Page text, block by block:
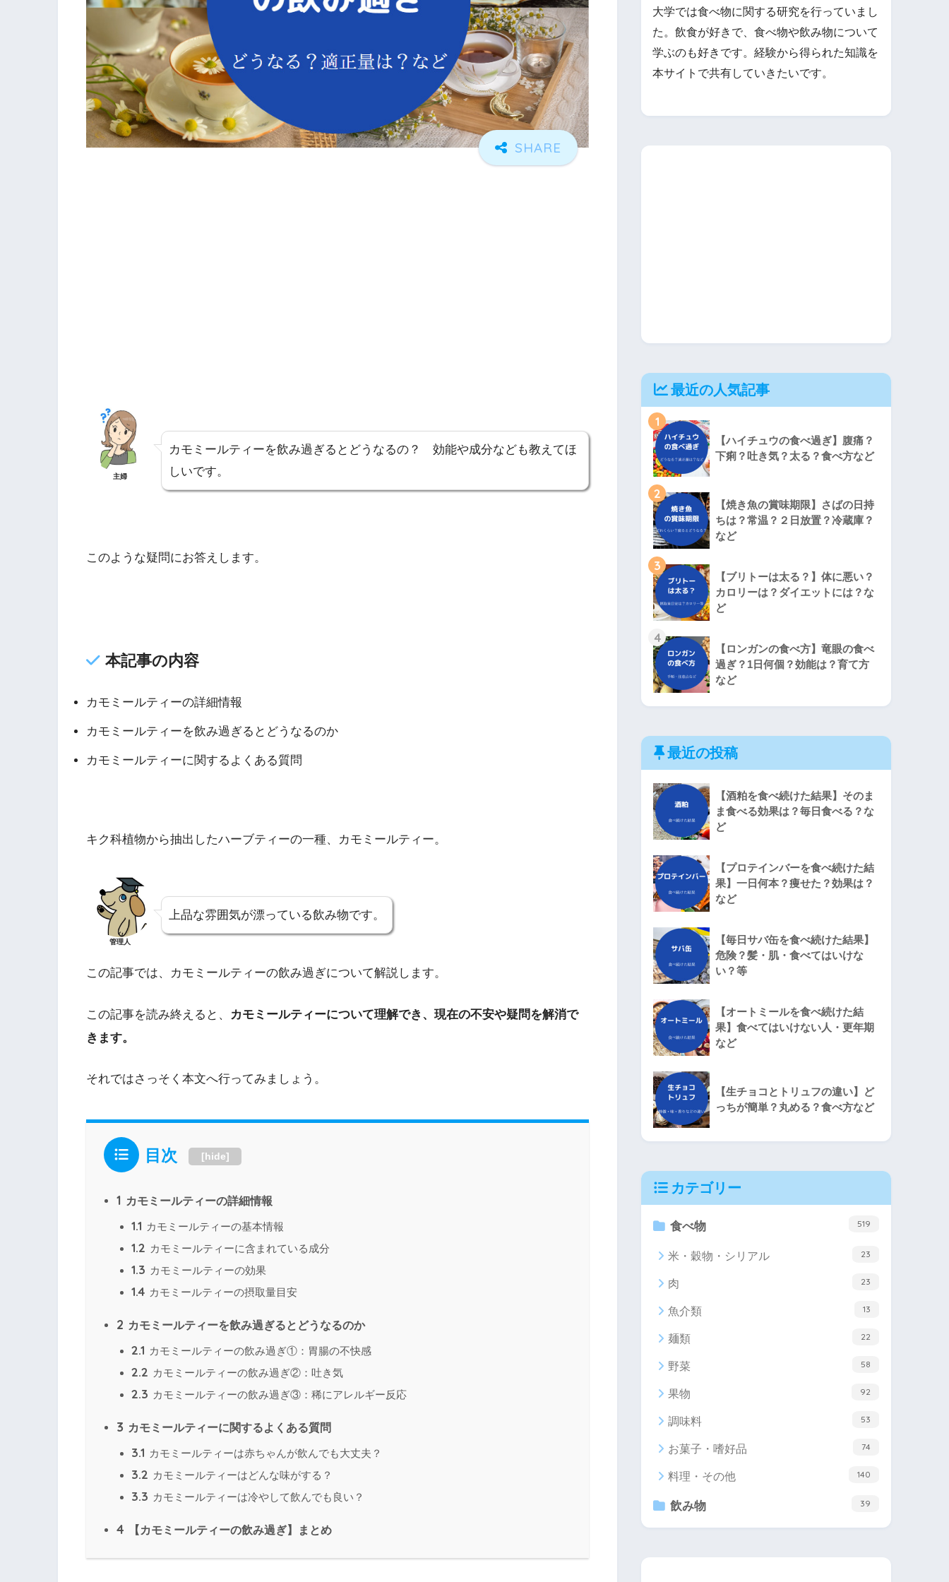
主婦
カモミールティーを飲み過ぎるとどうなるの？ 効能や成分なども教えてほ
しいです。
このような疑問にお答えします。
本記事の内容
カモミールティーの詳細情報
カモミールティーを飲み過ぎるとどうなるのか
カモミールティーに関するよくある質問
キク科植物から抽出したハーブティーの一種、カモミールティー。
管理人
上品な雰囲気が漂っている飲み物です。
この記事では、カモミールティーの飲み過ぎについて解説します。
この記事を読み終えると、
カモミールティーについて理解でき、現在の不安や疑問を解消で
きます。
それではさっそく本文へ行ってみましょう。
目次 [hide]
1 カモミールティーの詳細情報
1.1 カモミールティーの基本情報
1.2 カモミールティーに含まれている成分
1.3 カモミールティーの効果
1.4 カモミールティーの摂取量目安
2 カモミールティーを飲み過ぎるとどうなるのか
2.1 カモミールティーの飲み過ぎ①：胃腸の不快感
2.2 カモミールティーの飲み過ぎ②：吐き気
2.3 カモミールティーの飲み過ぎ③：稀にアレルギー反応
3 カモミールティーに関するよくある質問
3.1 カモミールティーは赤ちゃんが飲んでも大丈夫？
3.2 カモミールティーはどんな味がする？
3.3 カモミールティーは冷やして飲んでも良い？
4 【カモミールティーの飲み過ぎ】まとめ
大学では食べ物に関する研究を行っていまし
た。飲食が好きで、食べ物や飲み物について
学ぶのも好きです。経験から得られた知識を
本サイトで共有していきたいです。
最近の人気記事
1
【ハイチュウの食べ過ぎ】腹痛？
下痢？吐き気？太る？食べ方など
2
【焼き魚の賞味期限】さばの日持
ちは？常温？２日放置？冷蔵庫？
など
3
【ブリトーは太る？】体に悪い？
カロリーは？ダイエットには？な
ど
4
【ロンガンの食べ方】竜眼の食べ
過ぎ？1日何個？効能は？育て方
など
最近の投稿
【酒粕を食べ続けた結果】そのま
ま食べる効果は？毎日食べる？な
ど
【プロテインバーを食べ続けた結
果】一日何本？痩せた？効果は？
など
【毎日サバ缶を食べ続けた結果】
危険？髪・肌・食べてはいけな
い？等
【オートミールを食べ続けた結
果】食べてはいけない人・更年期
など
【生チョコとトリュフの違い】ど
っちが簡単？丸める？食べ方など
カテゴリー
食べ物 519
米・穀物・シリアル 23
肉 23
魚介類 13
麺類 22
野菜 58
果物 92
調味料 53
お菓子・嗜好品 74
料理・その他 140
飲み物 39